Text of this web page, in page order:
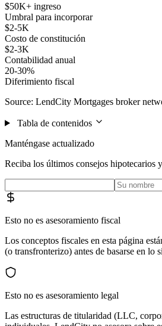
$50K+ ingreso
Umbral para incorporar
$2-5K
Costo de constitución
$2-3K
Contabilidad anual
20-30%
Diferimiento fiscal
Source: LendCity Mortgages broker
Tabla de contenidos
Manténgase actualizado
Reciba los últimos consejos hipotecarios
Esto no es asesoramiento fiscal
Los conceptos fiscales en esta página
(o transfronterizo) antes de basarse en lo
Esto no es asesoramiento legal
Las estructuras de titularidad (LLC,